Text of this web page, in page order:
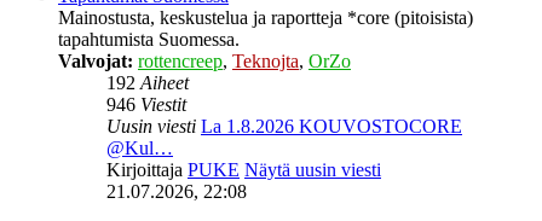
Mainostusta, keskustelua ja raportteja *core (pitoisista)
tapahtumista Suomessa.
Valvojat: rottencreep, Teknojta, OrZo
192Aiheet
946 Viestit
Uusin viesti La 1.8.2026 KOUVOSTOCORE
@Kul…
Kirjoittaja PUKE Näytä uusin viesti
21.07.2026, 22:08